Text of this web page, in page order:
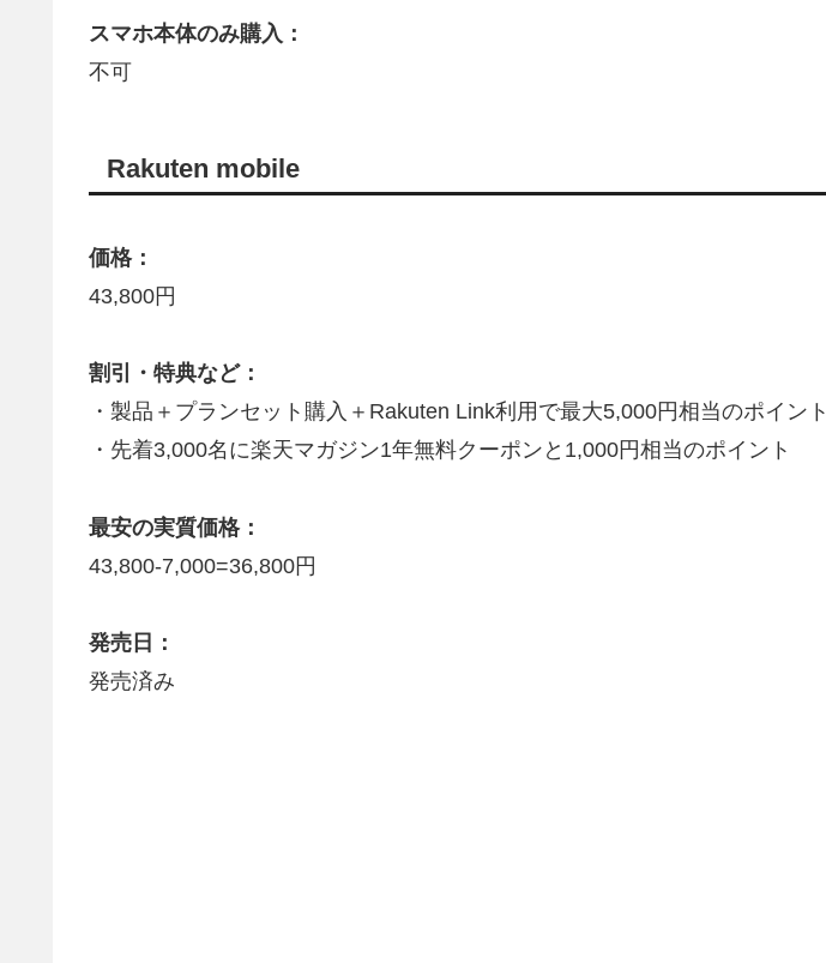
スマホ本体のみ購入：
不可
Rakuten mobile
価格：
43,800円
割引・特典など：
・製品＋プランセット購入＋Rakuten Link利用で最大5,000円相当のポイント
・先着3,000名に楽天マガジン1年無料クーポンと1,000円相当のポイント
最安の実質価格：
43,800-7,000=36,800円
発売日：
発売済み